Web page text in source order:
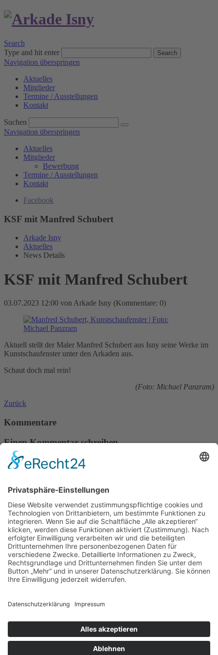
Search
Type and hit enter
Search
Navigation überspringen
Aktuelles
Mitglieder
Termine / Ausstellungen
Kontakt
Suchen
Navigation überspringen
Aktuelles
Mitglieder
Bewerbung
Termine / Ausstellungen
Kontakt
Facebook
KSF mit Manfred Schubert
Arkade Isny
Aktuelles
News Details
KSF mit Manfred Schubert
03.07.2023 12:00 von Arkade Isny (Kommentare: 0)
Aktuell stellt der Maler Manfred Schubert aus Isny seine Werke im
Kunstschaufenster unter den Arkaden aus.
Schaut doch mal rein!
(Foto: Michael Panzram)
Zurück
Kommentare
Einen Kommentar schreiben
PflichtfeldName*
Pflichtfeld E-Mail (wird nicht veröffentlicht)
Webseite
Pflichtfeld Kommentar
Über neue Kommentare per E-Mail benachrichtigen (Sie
können das Abonnement jederzeit beenden)
Kommentar absenden
Nach oben
Mitglieder
Termine / Ausstellungen